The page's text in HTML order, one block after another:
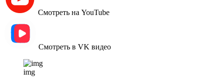
Смотреть на YouTube
Смотреть в VK видео
img